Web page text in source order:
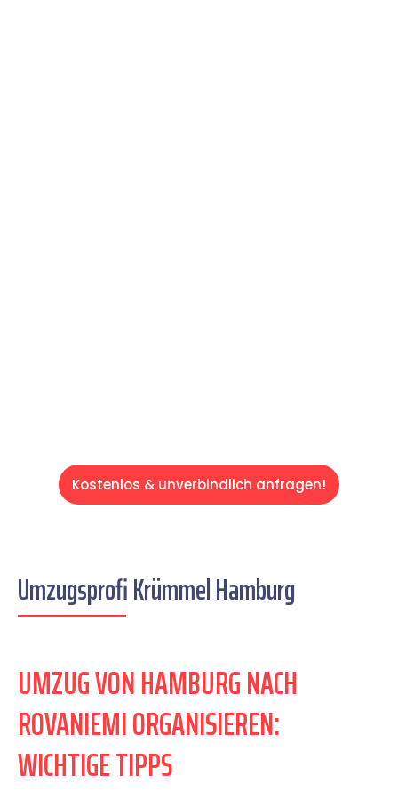
Kostenlos & unverbindlich anfragen!
Umzugsprofi Krümmel Hamburg
UMZUG VON HAMBURG NACH
ROVANIEMI ORGANISIEREN:
WICHTIGE TIPPS